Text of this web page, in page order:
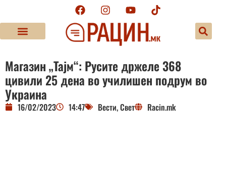
Магазин „Тајм“: Русите држеле 368
цивили 25 дена во училишен подрум во
Украина
16/02/2023 14:47 Вести,Свет Racin.mk